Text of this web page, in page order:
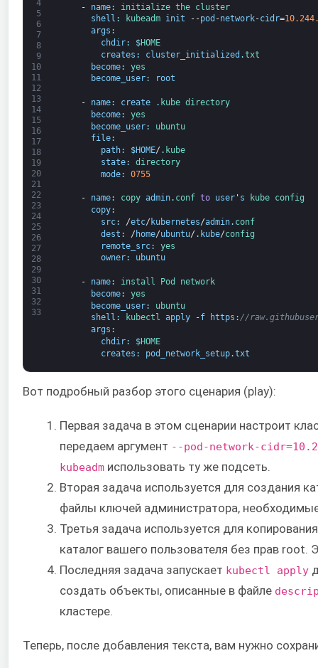
4
5
6
7
8
9
10
11
12
13
14
15
16
17
18
19
20
21
22
23
24
25
26
27
28
29
30
31
32
33
- name: initialize the cluster
shell : kubeadm init --pod -network-cidr=
args :
chdir: $HOME
creates : cluster_initialized .txt
become:
yes
become_user: root
- name: create . kube directory
become:
yes
become_user:
ubuntu
file:
path: $HOME/ . kube
state:
directory
mode: 0755
- name: copy admin. conf to user' s kube config
copy:
src: /etc/ kubernetes/admin. conf
dest : / home/ubuntu/ . kube/config
remote_src:
yes
owner: ubuntu
- name: install Pod
network
become:
yes
become_user:
ubuntu
shell : kubectl apply -f https : //
args :
chdir: $HOME
creates : pod_network_setup.txt
Вот подробный разбор этого сценария (play):
Первая задача в этом сценарии настроит
передаем аргумент --pod-network-
kubeadm использовать ту же подсеть.
Вторая задача используется для создания
файлы ключей администратора,
Третья задача используется для
каталог вашего пользователя без прав root.
Последняя задача запускает kubectl apply
создать объекты, описанные в файле
кластере.
Теперь, после добавления текста, вам нужно